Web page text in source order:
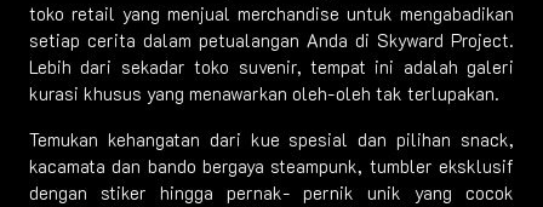
toko retail yang menjual merchandise untuk mengabadikan
setiap cerita dalam petualangan Anda di Skyward Project.
Lebih dari sekadar toko suvenir, tempat ini adalah galeri
kurasi khusus yang menawarkan oleh-oleh tak terlupakan.
Temukan kehangatan dari kue spesial dan pilihan snack,
kacamata dan bando bergaya steampunk, tumbler eksklusif
dengan stiker hingga pernak- pernik unik yang cocok